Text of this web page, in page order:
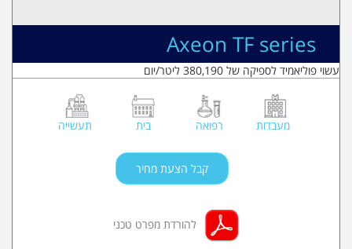
Axeon TF series
עשוי פוליאמיד לספיקה של 380,190 ליטר/יום
מעבדות רפואה בית תעשייה
קבל הצעת מחיר
להורדת מפרט טכני